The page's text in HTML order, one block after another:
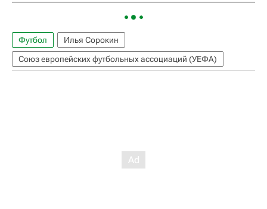
Футбол
Илья Сорокин
Союз европейских футбольных ассоциаций (УЕФА)